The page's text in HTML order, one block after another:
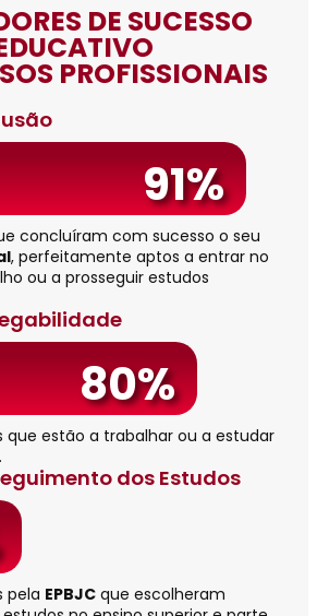
DE SUCESSO
PROFISSIONAIS
91%
concluíram com sucesso o seu
, perfeitamente aptos a entrar no
ou a prosseguir estudos
80%
que estão a trabalhar ou a estudar
dos Estudos
pela EPBJC que escolheram